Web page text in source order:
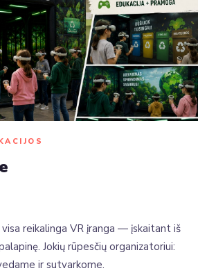
reikalinga VR įranga — įskaitant iš
Jokių rūpesčių organizatoriui:
ir sutvarkome.